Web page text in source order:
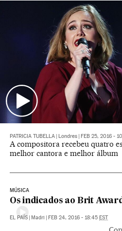
PATRICIA TUBELLA Londres FEB 25, 2016 -
A compositora recebeu quatro
melhor cantora e melhor álbum
MÚSICA
Os indicados ao Brit
EL PAÍS Madri FEB 24, 2016 - 18:45 EST